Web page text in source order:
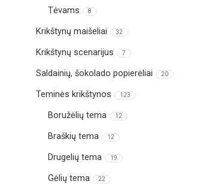
Tėvams 8
Krikštynų maišeliai 32
Krikštynų scenarijus 7
Saldainių, šokolado popierėliai 20
Teminės krikštynos 123
Boružėlių tema 12
Braškių tema 12
Drugelių tema 19
Gėlių tema 22